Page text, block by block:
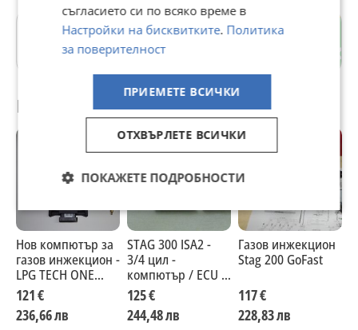
Индустриална зона - Юг
гр. Пловдив
Препоръчани за теб
Нов компютър за
газов инжекцион -
LPG TECH ONE
предназначен за
4цил. двигатели
Произход - Полша
121 €
236,66 лв
STAG 300 ISA2 -
3/4 цил -
компютър / ECU /
газов инжекцион
125 €
244,48 лв
Газов инжекцион
Stag 200 GoFast
117 €
228,83 лв
съгласието си по всяко време в
Настройки на бисквитките. Политика
за поверителност
ПРИЕМЕТЕ ВСИЧКИ
ОТХВЪРЛЕТЕ ВСИЧКИ
ПОКАЖЕТЕ ПОДРОБНОСТИ